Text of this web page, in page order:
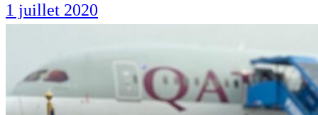
1 juillet 2020